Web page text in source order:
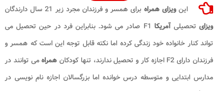
اینویزای همراه برای همسر و فرزندان مجرد زیر 21 سال دارندگان
ویزای تحصیلیآمریکا
F1 صادر می شود. بنابراین فرد در حین تحصیل می
تواند کنار خانواده خود زندگی کرده اما نکته قابل توجه این است که همسر و
فرزندان دارای F2 اجازه کار و تحصیل ندارند، تنها کودکان
همراهمی توانند در
مدارس ابتدایی و متوسطه درس خوانده اما بزرگسالان اجازه نام نویسی در